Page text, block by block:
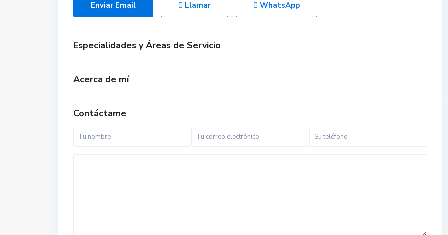
Enviar Email Llamar WhatsApp
Especialidades y Áreas de Servicio
Acerca de mí
Contáctame